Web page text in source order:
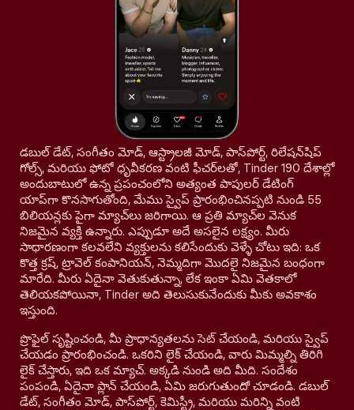
డబుల్ డేట్, సంగీతం మోడ్, ఆస్ట్రాలజీ మోడ్, పాస్‌పోర్ట్, రిలేషన్‌షిప్
గోల్స్, మరియు ఫోటో ధృవీకరణ వంటి ఫీచర్‌లతో, Tinder 190 దేశాల్లో
అందుబాటులో ఉన్న ప్రపంచంలోని అత్యంత పాపులర్ డేటింగ్
యాప్‌గా కొనసాగుతోంది, మేము స్వైప్ ప్రారంభించినప్పటి నుండి 55
బిలియన్లకు పైగా మ్యాచ్‌లు జరిగాయి. ఆ ప్రతి మ్యాచ్‌ల వెనుక
నిజమైన వ్యక్తి ఉన్నారు. ఎప్పుడూ అదే అసలైన లక్ష్యం. మీరు
సాధారణంగా కలవలేని వ్యక్తులను కలిసేందుకు వెళ్ళే చోటు ఇది: ఒక
కొత్త క్రష్, ట్రావెల్ కంపానియన్, నెమ్మదిగా మొదలై నిజమైన బంధంగా
మారేది. మీరు ఏదైనా వెతుకుతున్నా, లేక ఇంకా ఏమి వెతకాలో
తెలియకపోయినా, Tinder అది తెలుసుకునేందుకు మీకు అవకాశం
ఇస్తుంది.
ప్రొఫైల్ సృష్టించండి, మీ ప్రాధాన్యతలను సెట్ చేయండి, మరియు స్వైప్
చేయడం ప్రారంభించండి. ఒకరిని లైక్ చేయండి, వారు మిమ్మల్ని తిరిగి
లైక్ చేస్తారు, ఇది ఒక మ్యాచ్. అక్కడి నుండి అది మీది. సందేశం
పంపండి, ఏదైనా ప్లాన్ చేయండి, ఏమి జరుగుతుందో చూడండి. డబుల్
డేట్, సంగీతం మోడ్, పాస్‌పోర్ట్, కెమిస్ట్రీ, మరియు మరిన్ని వంటి